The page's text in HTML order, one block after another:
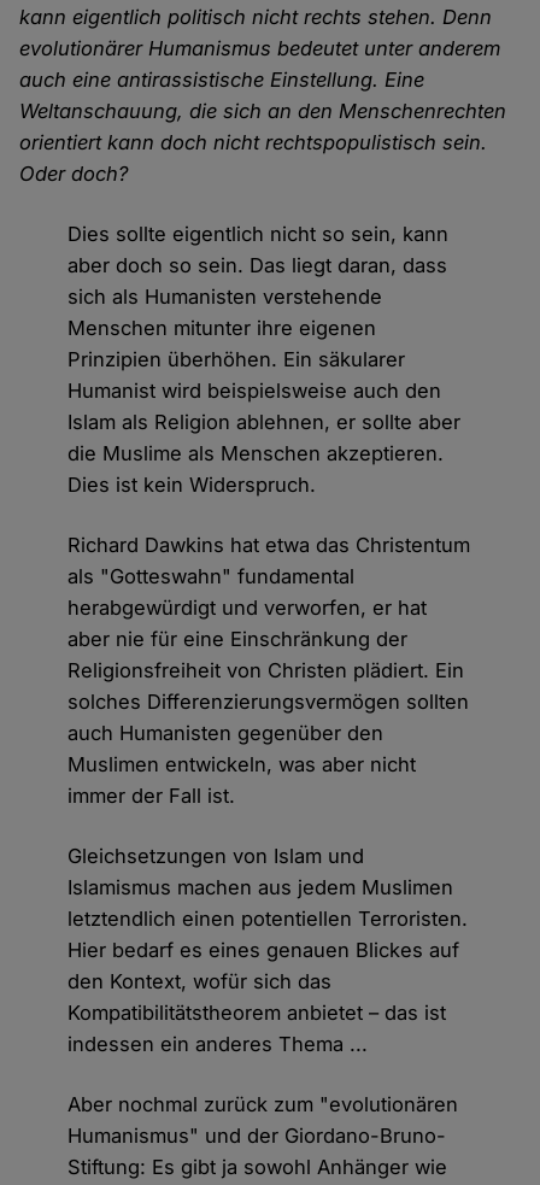
kann eigentlich politisch nicht rechts stehen. Denn
evolutionärer Humanismus bedeutet unter anderem
auch eine antirassistische Einstellung. Eine
Weltanschauung, die sich an den Menschenrechten
orientiert kann doch nicht rechtspopulistisch sein.
Oder doch?
Dies sollte eigentlich nicht so sein, kann
aber doch so sein. Das liegt daran, dass
sich als Humanisten verstehende
Menschen mitunter ihre eigenen
Prinzipien überhöhen. Ein säkularer
Humanist wird beispielsweise auch den
Islam als Religion ablehnen, er sollte aber
die Muslime als Menschen akzeptieren.
Dies ist kein Widerspruch.
Richard Dawkins hat etwa das Christentum
als "Gotteswahn" fundamental
herabgewürdigt und verworfen, er hat
aber nie für eine Einschränkung der
Religionsfreiheit von Christen plädiert. Ein
solches Differenzierungsvermögen sollten
auch Humanisten gegenüber den
Muslimen entwickeln, was aber nicht
immer der Fall ist.
Gleichsetzungen von Islam und
Islamismus machen aus jedem Muslimen
letztendlich einen potentiellen Terroristen.
Hier bedarf es eines genauen Blickes auf
den Kontext, wofür sich das
Kompatibilitätstheorem anbietet – das ist
indessen ein anderes Thema ...
Aber nochmal zurück zum "evolutionären
Humanismus" und der Giordano-Bruno-
Stiftung: Es gibt ja sowohl Anhänger wie